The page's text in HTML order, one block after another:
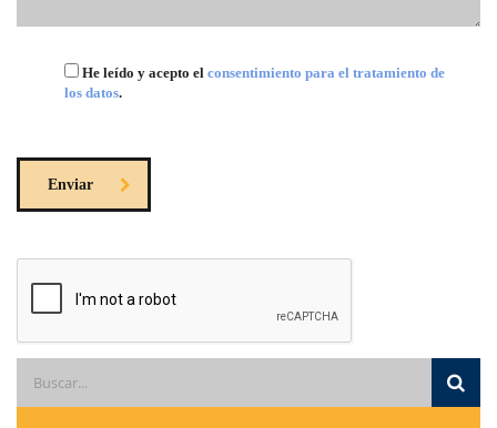
He leído y acepto el consentimiento para el tratamiento de
los datos.
Enviar